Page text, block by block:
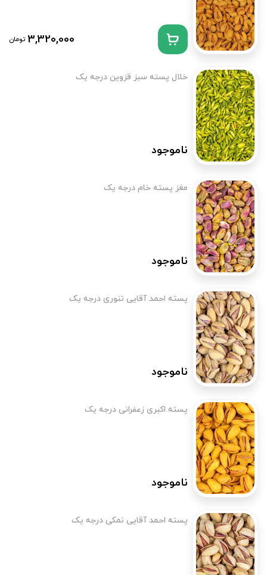
3,320,000 تومان
خلال پسته سبز قزوین درجه یک
ناموجود
مغز پسته خام درجه یک
ناموجود
پسته احمد آقایی تنوری درجه یک
ناموجود
پسته اکبری زعفرانی درجه یک
ناموجود
پسته احمد آقایی نمکی درجه یک